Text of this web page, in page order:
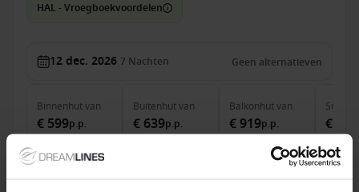
HAL - Vroegboekvoordelen
12 dec. 2026 7 Nachten Geen alternatieven
Binnenhutvan
€ 599p.p.
Buitenhutvan
€ 639p.p.
Balkonhutvan
€ 919p.p.
Suite
€
€